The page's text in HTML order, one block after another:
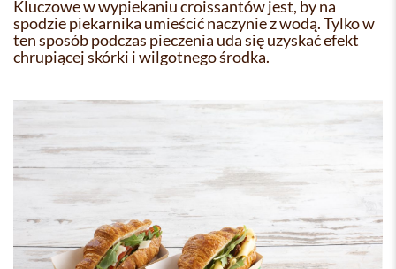
Kluczowe w wypiekaniu croissantów jest, by na
spodzie piekarnika umieścić naczynie z wodą. Tylko w
ten sposób podczas pieczenia uda się uzyskać efekt
chrupiącej skórki i wilgotnego środka.